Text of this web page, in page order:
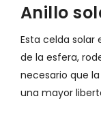
Anillo
Esta celda solar
de la esfera,
necesario que
una mayor